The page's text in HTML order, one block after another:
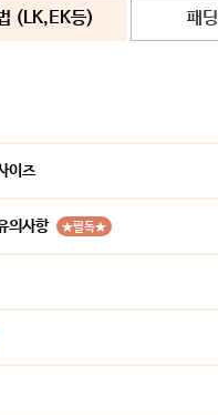
(LK,EK등) 패
이즈
의사항 ★필독★